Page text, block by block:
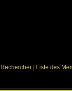
Rechercher Liste des